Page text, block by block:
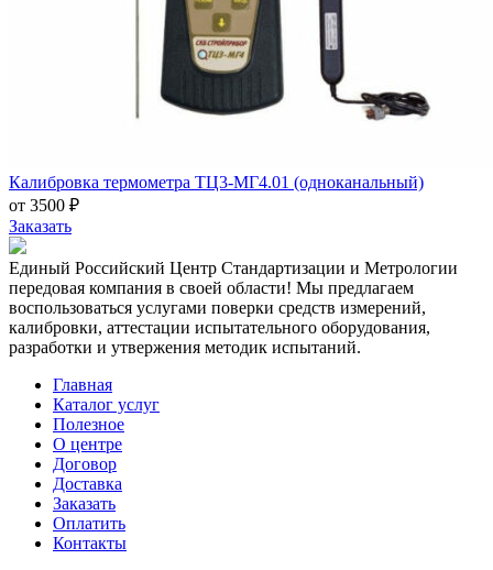
Калибровка термометра ТЦ3-МГ4.01 (одноканальный)
от 3500 ₽
Заказать
Единый Российский Центр Стандартизации и Метрологии
передовая компания в своей области! Мы предлагаем
воспользоваться услугами поверки средств измерений,
калибровки, аттестации испытательного оборудования,
разработки и утвержения методик испытаний.
Главная
Каталог услуг
Полезное
О центре
Договор
Доставка
Заказать
Оплатить
Контакты